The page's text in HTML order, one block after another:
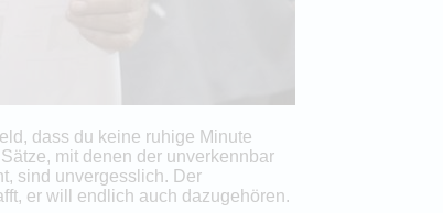
dass du keine ruhige Minute
mit denen der unverkennbar
sind unvergesslich. Der
er will endlich auch dazugehören.